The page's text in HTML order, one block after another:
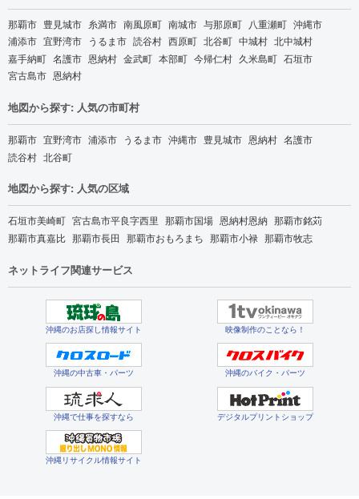
那覇市 豊見城市 糸満市 南風原町 南城市 与那原町 八重瀬町 沖縄市
浦添市 宜野湾市 うるま市 読谷村 西原町 北谷町 中城村 北中城村
嘉手納町 名護市 恩納村 金武町 本部町 今帰仁村 久米島町 石垣市
宮古島市 恩納村
地図から探す: 人気の市町村
那覇市 宜野湾市 浦添市 うるま市 沖縄市 豊見城市 恩納村 名護市
読谷村 北谷町
地図から探す: 人気の区域
石垣市美崎町 宮古島市平良字西里 那覇市国場 恩納村恩納 那覇市銘苅
那覇市真嘉比 那覇市長田 那覇市おもろまち 那覇市小禄 那覇市牧志
ネットライフ関連サービス
沖縄のお店探し情報サイト 映像制作のことなら！
沖縄の中古車・パーツ 沖縄のバイク・パーツ
沖縄で仕事を探すなら デジタルプリントショップ
沖縄リサイクル情報サイト